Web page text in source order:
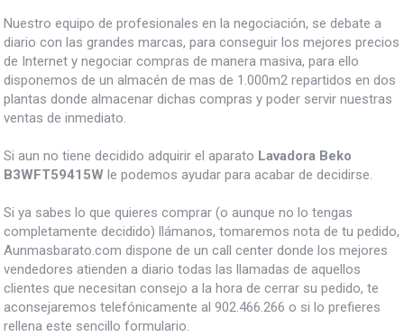
Nuestro equipo de profesionales en la negociación, se debate a
diario con las grandes marcas, para conseguir los mejores precios
de Internet y negociar compras de manera masiva, para ello
disponemos de un almacén de mas de 1.000m2 repartidos en dos
plantas donde almacenar dichas compras y poder servir nuestras
ventas de inmediato.
Si aun no tiene decidido adquirir el aparato Lavadora Beko
B3WFT59415W le podemos ayudar para acabar de decidirse.
Si ya sabes lo que quieres comprar (o aunque no lo tengas
completamente decidido) llámanos, tomaremos nota de tu pedido,
Aunmasbarato.com dispone de un call center donde los mejores
vendedores atienden a diario todas las llamadas de aquellos
clientes que necesitan consejo a la hora de cerrar su pedido, te
aconsejaremos telefónicamente al 902.466.266 o si lo prefieres
rellena este sencillo formulario.